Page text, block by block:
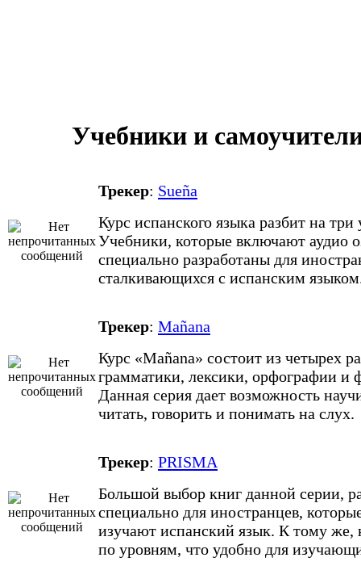
Учебники и
Трекер: Sueña
Курс испанского языка разбит на три
Учебники, которые включают аудио
специально разработаны для
сталкивающихся с испанским
Трекер: Mañana
Курс «Mañana» состоит из четырех
грамматики, лексики, орфографии и
Данная серия дает возможность
читать, говорить и понимать на слух.
Трекер: PRISMA
Большой выбор книг данной серии,
специально для иностранцев,
изучают испанский язык. К тому же,
по уровням, что удобно для